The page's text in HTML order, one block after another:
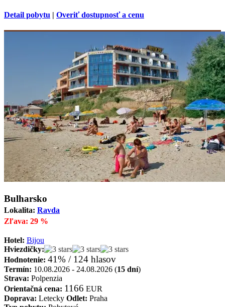
Detail pobytu | Overiť dostupnosť a cenu
Bulharsko
Lokalita: Ravda
Zľava: 29 %
Hotel: Bijou
Hviezdičky:
Hodnotenie: 41% / 124 hlasov
Termín: 10.08.2026 - 24.08.2026 (15 dní)
Strava: Polpenzia
Orientačná cena: 1166 EUR
Doprava: Letecky Odlet: Praha